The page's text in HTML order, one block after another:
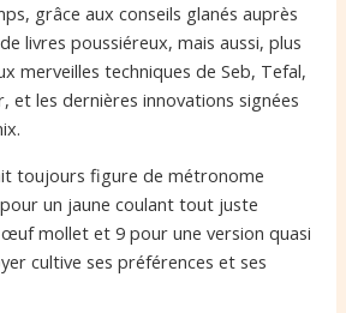
grâce aux conseils glanés auprès
livres poussiéreux, mais aussi, plus
merveilles techniques de Seb, Tefal,
et les dernières innovations signées
toujours figure de métronome
un jaune coulant tout juste
mollet et 9 pour une version quasi
cultive ses préférences et ses